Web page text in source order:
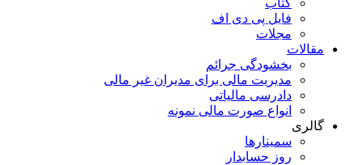
فایل پی دی اف
مجلات
مقالات
بخشودگی جرائم
مدیریت مالی برای مدیران غیر مالی
دادرسی مالیاتی
انواع صورت مالی نمونه
گالری
سمینارها
روز حسابدار